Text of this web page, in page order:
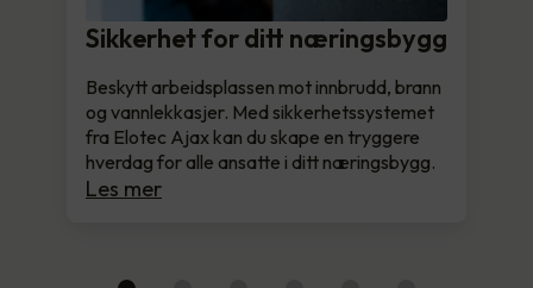
Sikkerhet for ditt næringsbygg
Beskytt arbeidsplassen mot innbrudd, brann
og vannlekkasjer. Med sikkerhetssystemet
fra Elotec Ajax kan du skape en tryggere
hverdag for alle ansatte i ditt næringsbygg.
Les mer